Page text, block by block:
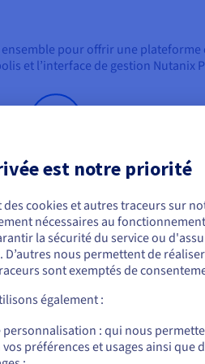
pour offrir une
et l’interface de gestion Nutanix
Nutanix Prism
Nutanix Prism est une interface
gestion unifiée qui offre une vue
centralisée de l’ensemble du
système. Elle permet aux
administrateurs de surveiller,
dépanner leur environnement
toute simplicité, qu’il s’agisse de
provisionner et déployer des
machines virtuelles ou de gérer
surveillance des serveurset
en États-Unis.
de votre pays (États-Unis) et créez un
USD - $
est notre priorité
cookies et autres traceurs sur
nécessaires au
la sécurité du service ou
nous permettent de
sont exemptés de
également :
: qui nous
préférences et usages ainsi que